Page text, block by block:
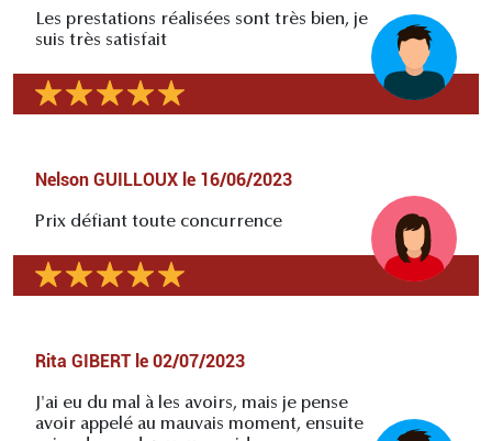
Les prestations réalisées sont très bien, je
suis très satisfait
Nelson GUILLOUX le 16/06/2023
Prix défiant toute concurrence
Rita GIBERT le 02/07/2023
J'ai eu du mal à les avoirs, mais je pense
avoir appelé au mauvais moment, ensuite